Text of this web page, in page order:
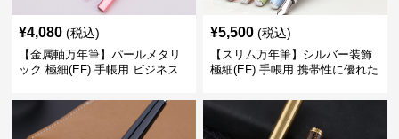
¥4,080 (税込)
【金属軸万年筆】パールメタリ
ック 極細(EF) 手帳用 ビジネス
る
¥5,500 (税込)
【スリム万年筆】シルバー装飾
極細(EF) 手帳用 携帯性に優れた
ートに筆記